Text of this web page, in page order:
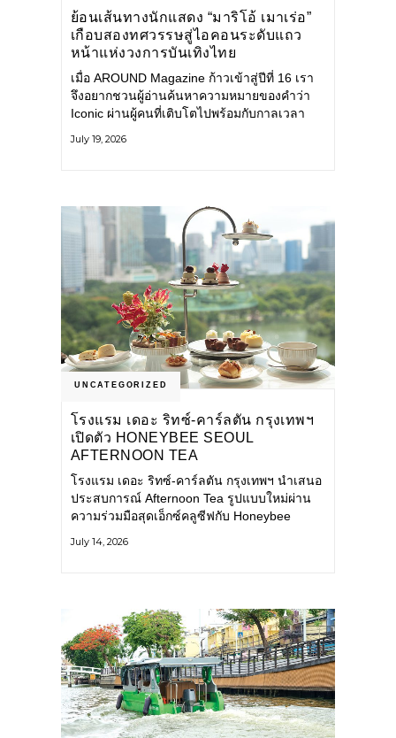
ย้อนเส้นทางนักแสดง “มาริโอ้ เมาเร่อ”
เกือบสองทศวรรษสู่ไอคอนระดับแถว
หน้าแห่งวงการบันเทิงไทย
เมื่อ AROUND Magazine ก้าวเข้าสู่ปีที่ 16 เรา
จึงอยากชวนผู้อ่านค้นหาความหมายของคำว่า
Iconic ผ่านผู้คนที่เติบโตไปพร้อมกับกาลเวลา
คือ มาริโอ้ เมาเร่อ
July 19, 2026
UNCATEGORIZED
โรงแรม เดอะ ริทซ์-คาร์ลตัน กรุงเทพฯ
เปิดตัว HONEYBEE SEOUL
AFTERNOON TEA
COLLABORATION ณ คาเลโอ
(CALEŌ) ชวนสัมผัสเสน่ห์ของขนม
หวานร่วมสมัยจากกรุงโซล
โรงแรม เดอะ ริทซ์-คาร์ลตัน กรุงเทพฯ นำเสนอ
ประสบการณ์ Afternoon Tea รูปแบบใหม่ผ่าน
ความร่วมมือสุดเอ็กซ์คลูซีฟกับ Honeybee
ดังจากกรุงโซล นำโดยเชฟอึนจอง
July 14, 2026